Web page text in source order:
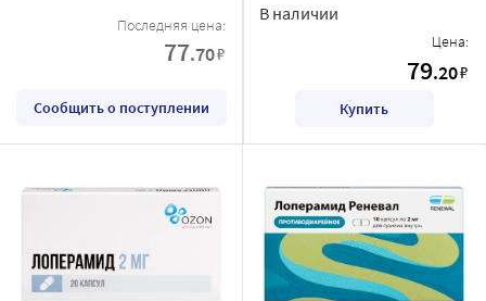
Последняя цена:
77.70₽
Сообщить о поступлении
В наличии
Цена:
79.20₽
Купить